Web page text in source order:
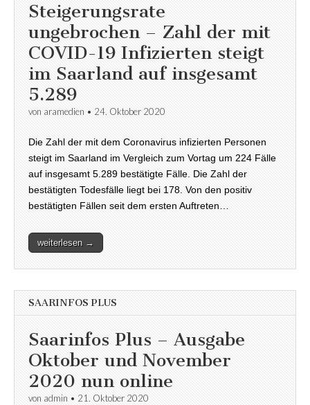
Steigerungsrate
ungebrochen – Zahl der mit
COVID-19 Infizierten steigt
im Saarland auf insgesamt
5.289
von aramedien • 24. Oktober 2020
Die Zahl der mit dem Coronavirus infizierten Personen
steigt im Saarland im Vergleich zum Vortag um 224 Fälle
auf insgesamt 5.289 bestätigte Fälle. Die Zahl der
bestätigten Todesfälle liegt bei 178. Von den positiv
bestätigten Fällen seit dem ersten Auftreten…
weiterlesen →
SAARINFOS PLUS
Saarinfos Plus – Ausgabe
Oktober und November
2020 nun online
von admin • 21. Oktober 2020